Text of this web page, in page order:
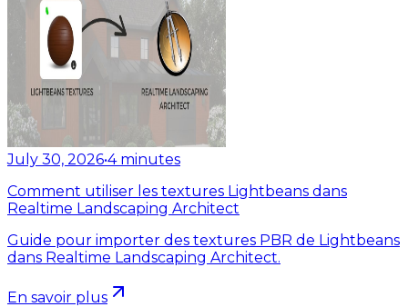
July 30, 2026•4 minutes
Comment utiliser les textures Lightbeans dans
Realtime Landscaping Architect
Guide pour importer des textures PBR de Lightbeans
dans Realtime Landscaping Architect.
En savoir plus